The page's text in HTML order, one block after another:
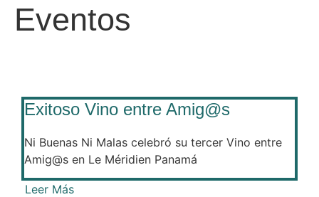
Eventos
Exitoso Vino entre Amig@s
Ni Buenas Ni Malas celebró su tercer Vino entre
Amig@s en Le Méridien Panamá
Leer Más